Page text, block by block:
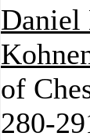
Daniel
of
280-